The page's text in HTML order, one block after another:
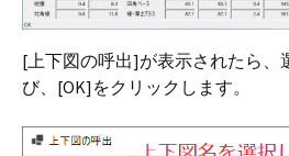
[上下図の呼出]が表示されたら、
び、[OK]をクリックします。